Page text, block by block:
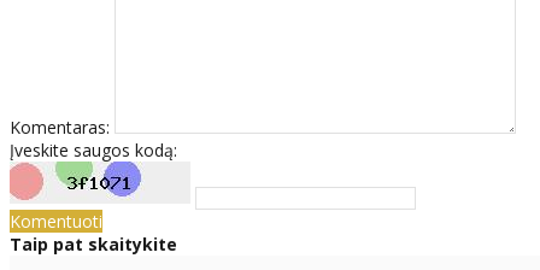
Komentaras:
Įveskite saugos kodą:
Komentuoti
Taip pat skaitykite